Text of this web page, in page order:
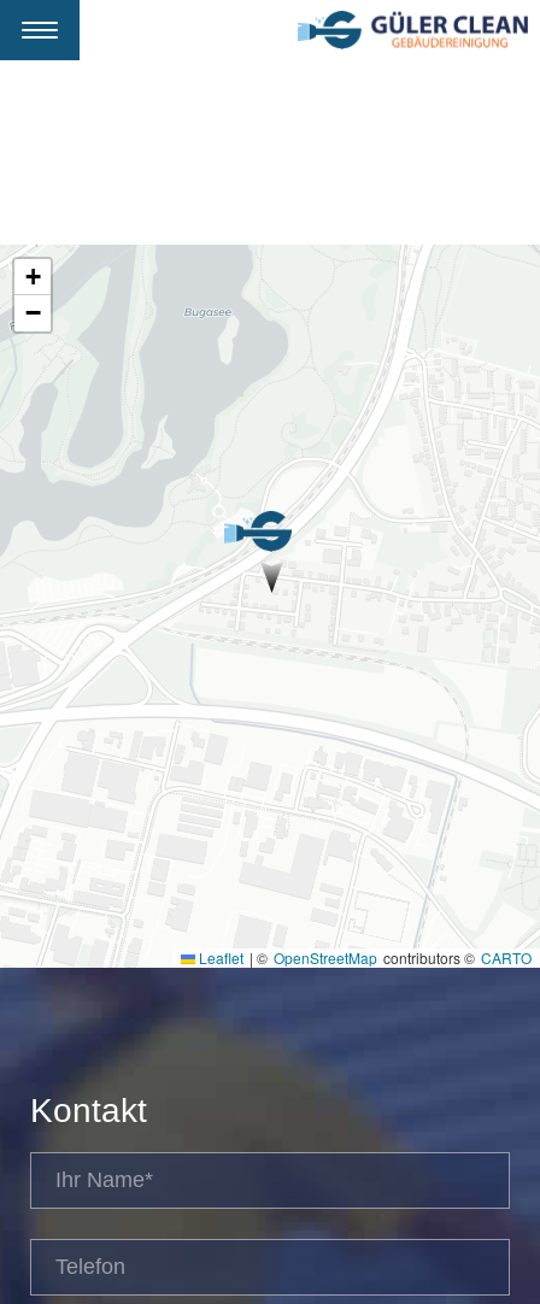
Navigation
+
−
Leaflet | © OpenStreetMap contributors © CARTO
Kontakt